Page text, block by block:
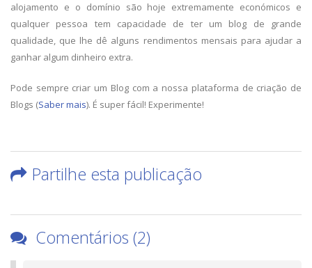
alojamento e o domínio são hoje extremamente económicos e
qualquer pessoa tem capacidade de ter um blog de grande
qualidade, que lhe dê alguns rendimentos mensais para ajudar a
ganhar algum dinheiro extra.
Pode sempre criar um Blog com a nossa plataforma de criação de
Blogs (Saber mais). É super fácil! Experimente!
Partilhe esta publicação
Comentários (2)